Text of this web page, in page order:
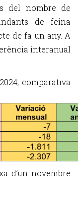
del nombre de
de feina
de fa un any. A
interanual
comparativa
d’un novembre